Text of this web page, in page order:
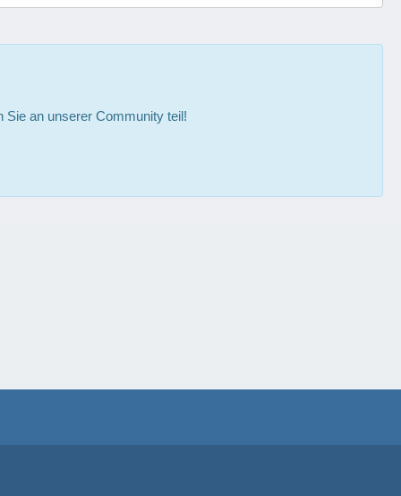
Sie an unserer Community teil!